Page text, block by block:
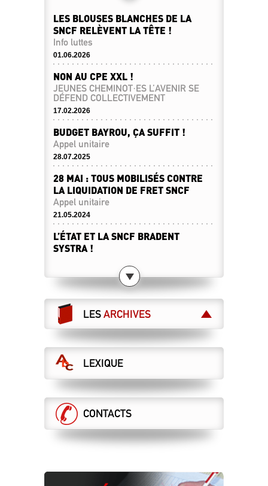
LES BLOUSES BLANCHES DE LA
SNCF RELÈVENT LA TÊTE !
Info luttes
01.06.2026
NON AU CPE XXL !
JEUNES CHEMINOT·ES L’AVENIR SE
DÉFEND COLLECTIVEMENT
17.02.2026
BUDGET BAYROU, ÇA SUFFIT !
Appel unitaire
28.07.2025
28 MAI : TOUS MOBILISÉS CONTRE
LA LIQUIDATION DE FRET SNCF
Appel unitaire
21.05.2024
L’ÉTAT ET LA SNCF BRADENT
SYSTRA !
LES CHEMINOT·ES RETRAITÉ·ES
SONT APPELÉS À DIRE STOP À LA
LIBÉRALISATION DES CHEMINS DE
FER !
Le 28 mai, toutes et tous à Paris !
07.05.2024
LES MAÎTRISES ET CADRES
MANIFESTENT POUR LE SERVICE
PUBLIC !
28 mai : manifestation nationale à Paris
07.05.2024
RÉÉCRIRE L’HISTOIRE !
26.04.2024
LESARCHIVES
LEXIQUE
CONTACTS